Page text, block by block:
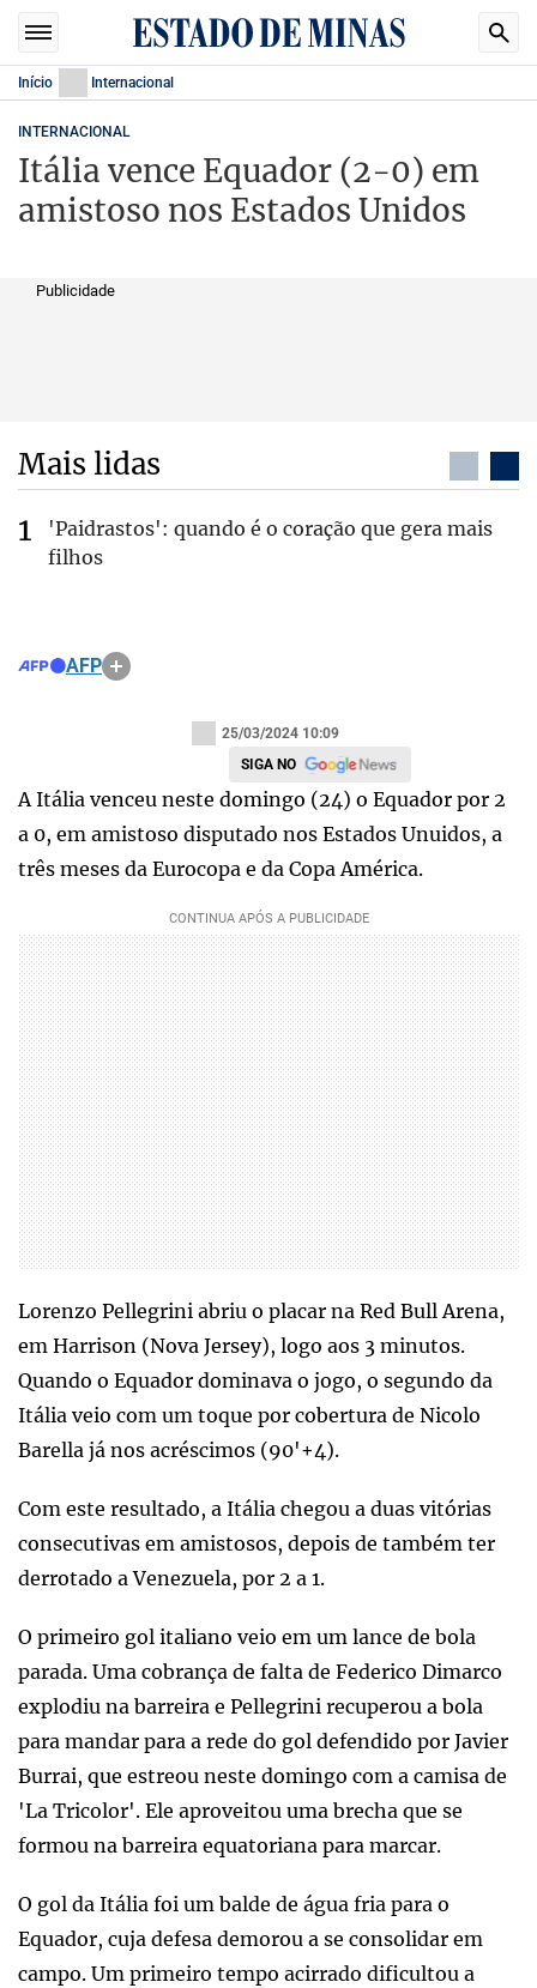
Início Internacional
INTERNACIONAL
Itália vence Equador (2-0) em
amistoso nos Estados Unidos
Publicidade
Mais lidas
'Paidrastos': quando é o coração que gera mais
filhos
AFP
25/03/2024 10:09
SIGA NO
A Itália venceu neste domingo (24) o Equador por 2
a 0, em amistoso disputado nos Estados Unuidos, a
três meses da Eurocopa e da Copa América.
Lorenzo Pellegrini abriu o placar na Red Bull Arena,
em Harrison (Nova Jersey), logo aos 3 minutos.
Quando o Equador dominava o jogo, o segundo da
Itália veio com um toque por cobertura de Nicolo
Barella já nos acréscimos (90'+4).
Com este resultado, a Itália chegou a duas vitórias
consecutivas em amistosos, depois de também ter
derrotado a Venezuela, por 2 a 1.
O primeiro gol italiano veio em um lance de bola
parada. Uma cobrança de falta de Federico Dimarco
explodiu na barreira e Pellegrini recuperou a bola
para mandar para a rede do gol defendido por Javier
Burrai, que estreou neste domingo com a camisa de
'La Tricolor'. Ele aproveitou uma brecha que se
formou na barreira equatoriana para marcar.
O gol da Itália foi um balde de água fria para o
Equador, cuja defesa demorou a se consolidar em
campo. Um primeiro tempo acirrado dificultou a